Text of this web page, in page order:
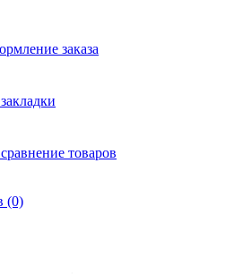
заказа
товаров
(0)